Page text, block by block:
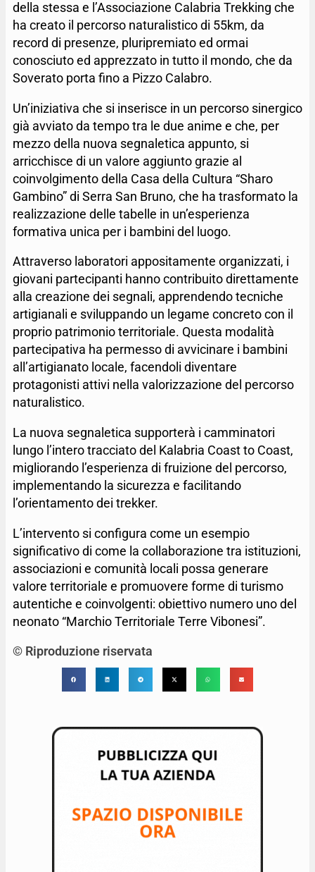
della stessa e l’Associazione Calabria Trekking che
ha creato il percorso naturalistico di 55km, da
record di presenze, pluripremiato ed ormai
conosciuto ed apprezzato in tutto il mondo, che da
Soverato porta fino a Pizzo Calabro.
Un’iniziativa che si inserisce in un percorso sinergico
già avviato da tempo tra le due anime e che, per
mezzo della nuova segnaletica appunto, si
arricchisce di un valore aggiunto grazie al
coinvolgimento della Casa della Cultura “Sharo
Gambino” di Serra San Bruno, che ha trasformato la
realizzazione delle tabelle in un’esperienza
formativa unica per i bambini del luogo.
Attraverso laboratori appositamente organizzati, i
giovani partecipanti hanno contribuito direttamente
alla creazione dei segnali, apprendendo tecniche
artigianali e sviluppando un legame concreto con il
proprio patrimonio territoriale. Questa modalità
partecipativa ha permesso di avvicinare i bambini
all’artigianato locale, facendoli diventare
protagonisti attivi nella valorizzazione del percorso
naturalistico.
La nuova segnaletica supporterà i camminatori
lungo l’intero tracciato del Kalabria Coast to Coast,
migliorando l’esperienza di fruizione del percorso,
implementando la sicurezza e facilitando
l’orientamento dei trekker.
L’intervento si configura come un esempio
significativo di come la collaborazione tra istituzioni,
associazioni e comunità locali possa generare
valore territoriale e promuovere forme di turismo
autentiche e coinvolgenti: obiettivo numero uno del
neonato “Marchio Territoriale Terre Vibonesi”.
© Riproduzione riservata